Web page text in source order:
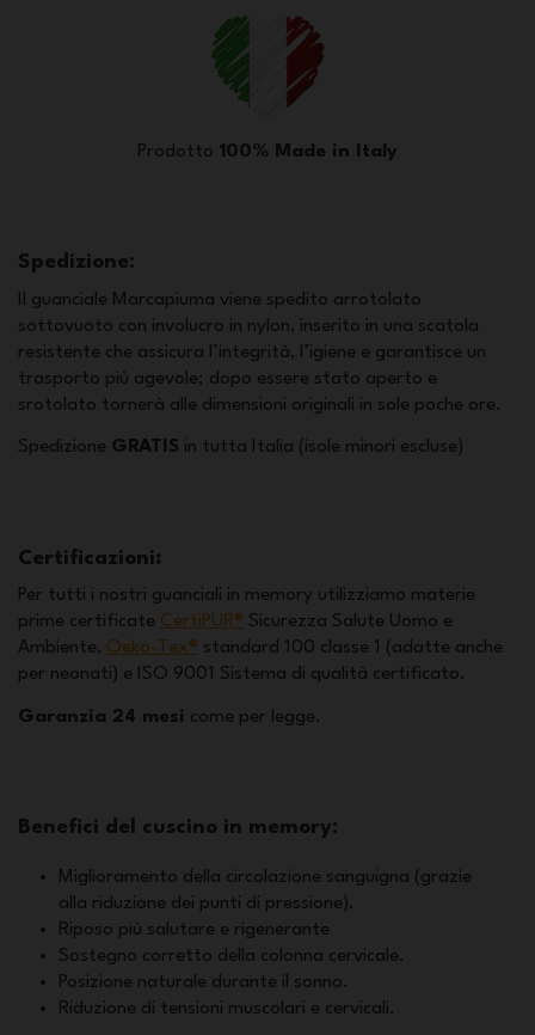
Prodotto 100% Made in Italy
Spedizione:
Il guanciale Marcapiuma viene spedito arrotolato
sottovuoto con involucro in nylon, inserito in una scatola
resistente che assicura l’integrità, l’igiene e garantisce un
trasporto più agevole; dopo essere stato aperto e
srotolato tornerà alle dimensioni originali in sole poche ore.
Spedizione GRATIS in tutta Italia (isole minori escluse)
Certificazioni:
Per tutti i nostri guanciali in memory utilizziamo materie
prime certificate CertiPUR® Sicurezza Salute Uomo e
Ambiente, Oeko-Tex® standard 100 classe 1 (adatte anche
per neonati) e ISO 9001 Sistema di qualità certificato.
Garanzia 24 mesi come per legge.
Benefici del cuscino in memory:
Miglioramento della circolazione sanguigna (grazie
alla riduzione dei punti di pressione).
Riposo più salutare e rigenerante
Sostegno corretto della colonna cervicale.
Posizione naturale durante il sonno.
Riduzione di tensioni muscolari e cervicali.